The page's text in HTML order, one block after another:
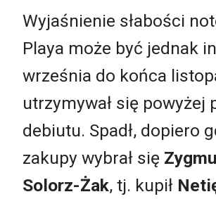
Wyjaśnienie słabości
Playa może być jednak
września do końca
utrzymywał się powyżej
debiutu. Spadł, dopiero
zakupy wybrał się
Solorz-Żak, tj. kupił